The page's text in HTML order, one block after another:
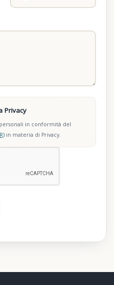
Privacy
in conformità del
in materia di Privacy.